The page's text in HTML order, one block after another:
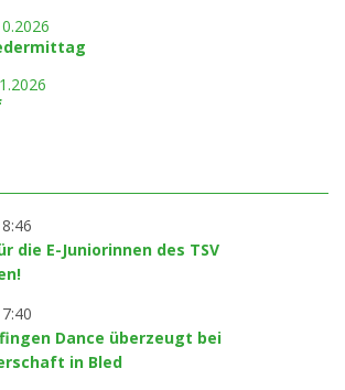
die E-Juniorinnen des TSV
Dance überzeugt bei
in Bled